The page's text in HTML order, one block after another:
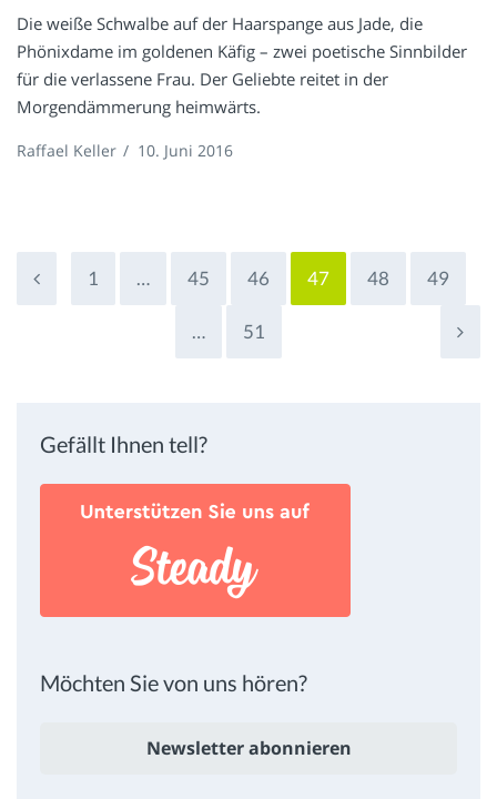
Die weiße Schwalbe auf der Haarspange aus Jade, die
Phönixdame im goldenen Käfig – zwei poetische Sinnbilder
für die verlassene Frau. Der Geliebte reitet in der
Morgendämmerung heimwärts.
Raffael Keller / 10. Juni 2016
1 … 45 46 47 48 49
… 51
Gefällt Ihnen tell?
Möchten Sie von uns hören?
Newsletter abonnieren